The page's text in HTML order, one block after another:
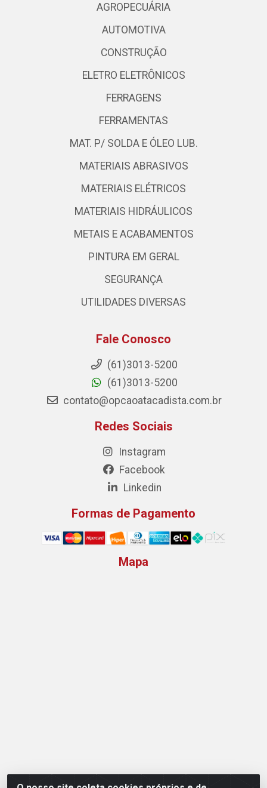
AGROPECUÁRIA
AUTOMOTIVA
CONSTRUÇÃO
ELETRO ELETRÔNICOS
FERRAGENS
FERRAMENTAS
MAT. P/ SOLDA E ÓLEO LUB.
MATERIAIS ABRASIVOS
MATERIAIS ELÉTRICOS
MATERIAIS HIDRÁULICOS
METAIS E ACABAMENTOS
PINTURA EM GERAL
SEGURANÇA
UTILIDADES DIVERSAS
Fale Conosco
(61)3013-5200
(61)3013-5200
contato@opcaoatacadista.com.br
Redes Sociais
Instagram
Facebook
Linkedin
Formas de Pagamento
Mapa